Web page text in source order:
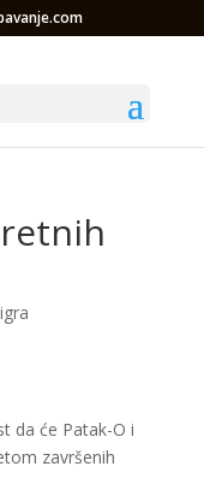
da će Patak-O i
završenih